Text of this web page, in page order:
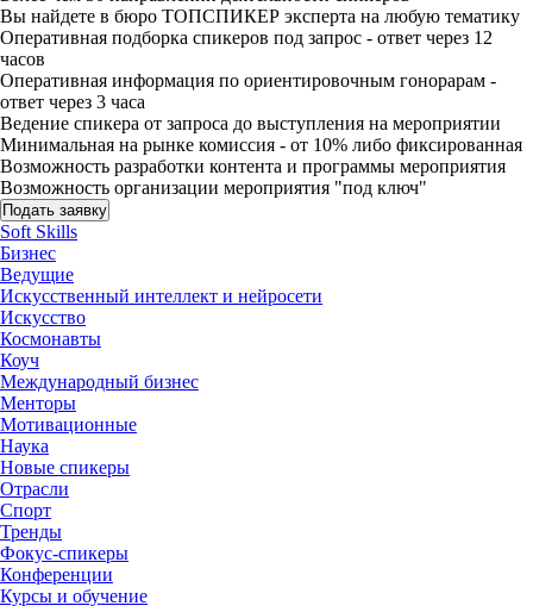
Вы найдете в бюро ТОПСПИКЕР эксперта на любую тематику
Оперативная подборка спикеров под запрос - ответ через 12
часов
Оперативная информация по ориентировочным гонорарам -
ответ через 3 часа
Ведение спикера от запроса до выступления на мероприятии
Минимальная на рынке комиссия - от 10% либо фиксированная
Возможность разработки контента и программы мероприятия
Возможность организации мероприятия "под ключ"
Подать заявку
Soft Skills
Бизнес
Ведущие
Искусственный интеллект и нейросети
Искусство
Космонавты
Коуч
Международный бизнес
Менторы
Мотивационные
Наука
Новые спикеры
Отрасли
Спорт
Тренды
Фокус-спикеры
Конференции
Курсы и обучение